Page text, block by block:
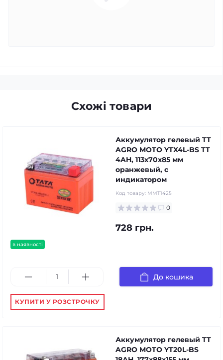
Схожі товари
в наявності
Аккумулятор гелевый TT
AGRO MOTO YTX4L-BS TT
4AH, 113х70х85 мм
оранжевый, с
индикатором
Код товару: MMT1425
0
728 грн.
До кошика
КУПИТИ У РОЗСТРОЧКУ
Аккумулятор гелевый TT
AGRO MOTO YT20L-BS